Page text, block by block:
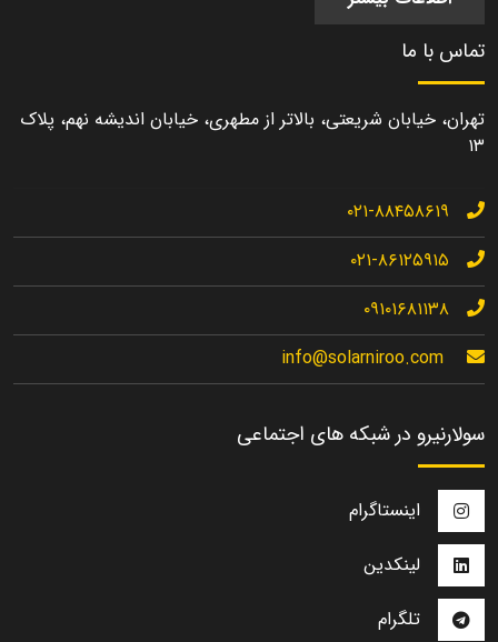
تماس با ما
تهران، خیابان شریعتی، بالاتر از مطهری، خیابان اندیشه نهم، پلاک
۱۳
۰۲۱-۸۸۴۵۸۶۱۹
۰۲۱-۸۶۱۲۵۹۱۵
۰۹۱۰۱۶۸۱۱۳۸
info@solarniroo.com
سولارنیرو در شبکه های اجتماعی
اینستاگرام
لینکدین
تلگرام